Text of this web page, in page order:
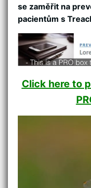
se zaměřit na
pacientům s
Click here to